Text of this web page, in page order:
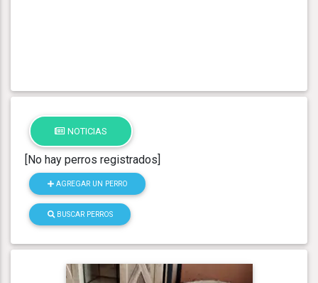
NOTICIAS
[No hay perros registrados]
AGREGAR UN PERRO
BUSCAR PERROS